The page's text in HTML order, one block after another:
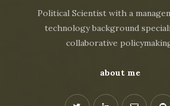
Political Scientist with a
technology background
collaborative
about me